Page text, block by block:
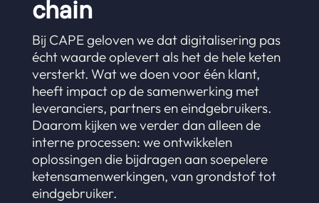
chain
Bij CAPE geloven we dat digitalisering pas
écht waarde oplevert als het de hele keten
versterkt. Wat we doen voor één klant,
heeft impact op de samenwerking met
leveranciers, partners en eindgebruikers.
Daarom kijken we verder dan alleen de
interne processen: we ontwikkelen
oplossingen die bijdragen aan soepelere
ketensamenwerkingen, van grondstof tot
eindgebruiker.